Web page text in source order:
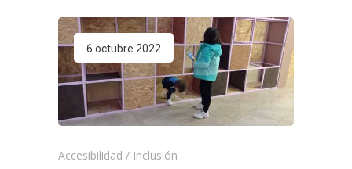
6 octubre 2022
Accesibilidad / Inclusión